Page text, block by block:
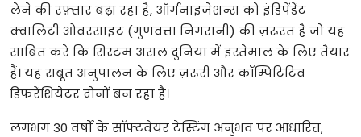
लेने की रफ़्तार बढ़ा रहा है, ऑर्गनाइज़ेशन्स को इंडिपेंडेंट
क्वालिटी ओवरसाइट (गुणवत्ता निगरानी) की ज़रूरत है जो यह
साबित करे कि सिस्टम असल दुनिया में इस्तेमाल के लिए तैयार
हैं। यह सबूत अनुपालन के लिए ज़रूरी और कॉम्पिटिटिव
डिफरेंशियेटर दोनों बन रहा है।
लगभग 30 वर्षों के सॉफ्टवेयर टेस्टिंग अनुभव पर आधारित,